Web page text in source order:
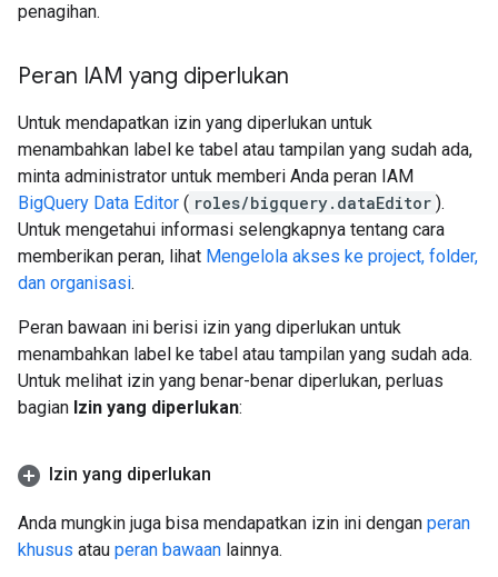
penagihan.
Peran IAM yang diperlukan
Untuk mendapatkan izin yang diperlukan untuk
menambahkan label ke tabel atau tampilan yang sudah ada,
minta administrator untuk memberi Anda peran IAM
BigQuery Data Editor ( roles/bigquery.dataEditor ).
Untuk mengetahui informasi selengkapnya tentang cara
memberikan peran, lihat Mengelola akses ke project, folder,
dan organisasi.
Peran bawaan ini berisi izin yang diperlukan untuk
menambahkan label ke tabel atau tampilan yang sudah ada.
Untuk melihat izin yang benar-benar diperlukan, perluas
bagian Izin yang diperlukan:
Izin yang diperlukan
Anda mungkin juga bisa mendapatkan izin ini dengan peran
khusus atau peran bawaan lainnya.